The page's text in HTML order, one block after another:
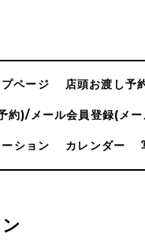
プページ 店頭お渡し予
約)/メール会員登録(メー
ション カレンダー